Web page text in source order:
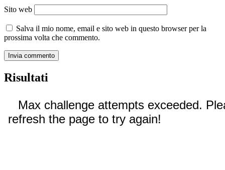
Sito web
Salva il mio nome, email e sito web in questo browser per la
prossima volta che commento.
Risultati